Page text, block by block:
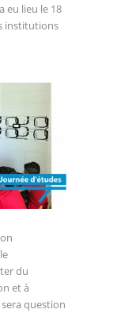
eu lieu le 18
institutions
du
et à
question